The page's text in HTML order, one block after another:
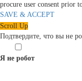
procure user consent prior
SAVE & ACCEPT
Scroll Up
Подтвердите, что вы не
Я не робот